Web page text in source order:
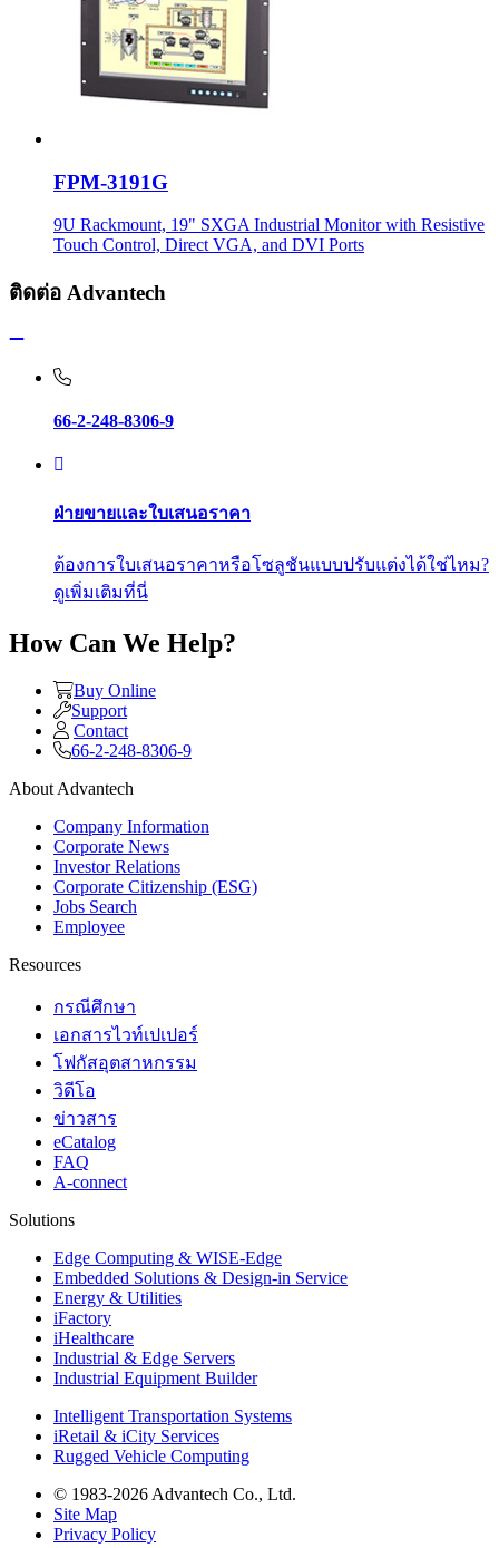
FPM-3191G
9U Rackmount, 19" SXGA Industrial Monitor with Resistive
Touch Control, Direct VGA, and DVI Ports
ติดต่อ Advantech
66-2-248-8306-9
ฝ่ายขายและใบเสนอราคา
ต้องการใบเสนอราคาหรือโซลูชันแบบปรับแต่งได้ใช่ไหม?
ดูเพิ่มเติมที่นี่
How Can We Help?
Buy Online
Support
Contact
66-2-248-8306-9
About Advantech
Company Information
Corporate News
Investor Relations
Corporate Citizenship (ESG)
Jobs Search
Employee
Resources
กรณีศึกษา
เอกสารไวท์เปเปอร์
โฟกัสอุตสาหกรรม
วิดีโอ
ข่าวสาร
eCatalog
FAQ
A-connect
Solutions
Edge Computing & WISE-Edge
Embedded Solutions & Design-in Service
Energy & Utilities
iFactory
iHealthcare
Industrial & Edge Servers
Industrial Equipment Builder
Intelligent Transportation Systems
iRetail & iCity Services
Rugged Vehicle Computing
© 1983-2026 Advantech Co., Ltd.
Site Map
Privacy Policy